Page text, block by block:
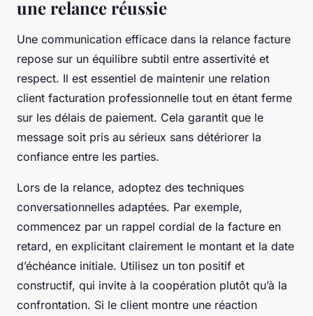
une relance réussie
Une communication efficace dans la relance facture
repose sur un équilibre subtil entre assertivité et
respect. Il est essentiel de maintenir une relation
client facturation professionnelle tout en étant ferme
sur les délais de paiement. Cela garantit que le
message soit pris au sérieux sans détériorer la
confiance entre les parties.
Lors de la relance, adoptez des techniques
conversationnelles adaptées. Par exemple,
commencez par un rappel cordial de la facture en
retard, en explicitant clairement le montant et la date
d’échéance initiale. Utilisez un ton positif et
constructif, qui invite à la coopération plutôt qu’à la
confrontation. Si le client montre une réaction